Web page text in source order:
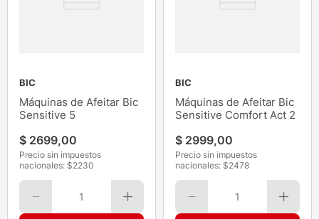
BIC
Máquinas de Afeitar Bic
Sensitive 5
$ 2699,00
Precio sin impuestos
nacionales: $2230
1
BIC
Máquinas de Afeitar Bic
Sensitive Comfort Act 2
$ 2999,00
Precio sin impuestos
nacionales: $2478
1